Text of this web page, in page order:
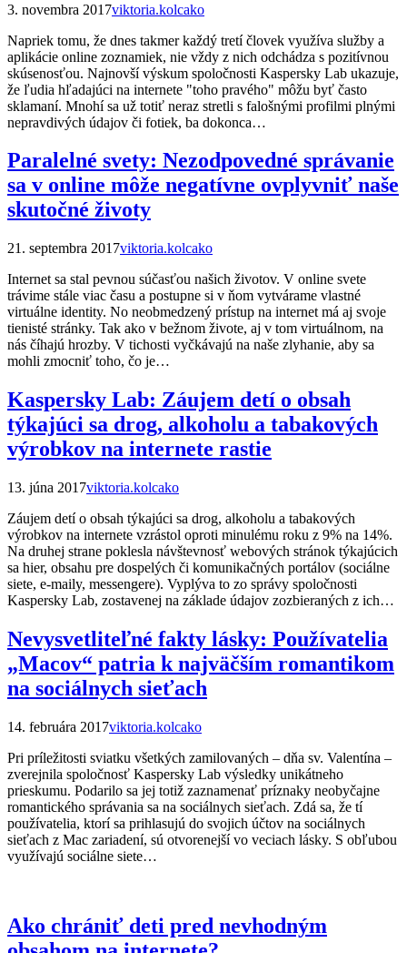
3. novembra 2017viktoria.kolcako
Napriek tomu, že dnes takmer každý tretí človek využíva služby a
aplikácie online zoznamiek, nie vždy z nich odchádza s pozitívnou
skúsenosťou. Najnovší výskum spoločnosti Kaspersky Lab ukazuje,
že ľudia hľadajúci na internete "toho pravého" môžu byť často
sklamaní. Mnohí sa už totiť neraz stretli s falošnými profilmi plnými
nepravdivých údajov či fotiek, ba dokonca…
Paralelné svety: Nezodpovedné správanie
sa v online môže negatívne ovplyvniť naše
skutočné životy
21. septembra 2017viktoria.kolcako
Internet sa stal pevnou súčasťou našich životov. V online svete
trávime stále viac času a postupne si v ňom vytvárame vlastné
virtuálne identity. No neobmedzený prístup na internet má aj svoje
tienisté stránky. Tak ako v bežnom živote, aj v tom virtuálnom, na
nás číhajú hrozby. V tichosti vyčkávajú na naše zlyhanie, aby sa
mohli zmocniť toho, čo je…
Kaspersky Lab: Záujem detí o obsah
týkajúci sa drog, alkoholu a tabakových
výrobkov na internete rastie
13. júna 2017viktoria.kolcako
Záujem detí o obsah týkajúci sa drog, alkoholu a tabakových
výrobkov na internete vzrástol oproti minulému roku z 9% na 14%.
Na druhej strane poklesla návštevnosť webových stránok týkajúcich
sa hier, obsahu pre dospelých či komunikačných portálov (sociálne
siete, e-maily, messengere). Vyplýva to zo správy spoločnosti
Kaspersky Lab, zostavenej na základe údajov zozbieraných z ich…
Nevysvetliteľné fakty lásky: Používatelia
„Macov“ patria k najväčším romantikom
na sociálnych sieťach
14. februára 2017viktoria.kolcako
Pri príležitosti sviatku všetkých zamilovaných – dňa sv. Valentína –
zverejnila spoločnosť Kaspersky Lab výsledky unikátneho
prieskumu. Podarilo sa jej totiž zaznamenať príznaky neobyčajne
romantického správania sa na sociálnych sieťach. Zdá sa, že tí
používatelia, ktorí sa prihlasujú do svojich účtov na sociálnych
sieťach z Mac zariadení, sú otvorenejší vo veciach lásky. S obľubou
využívajú sociálne siete…
Ako chrániť deti pred nevhodným